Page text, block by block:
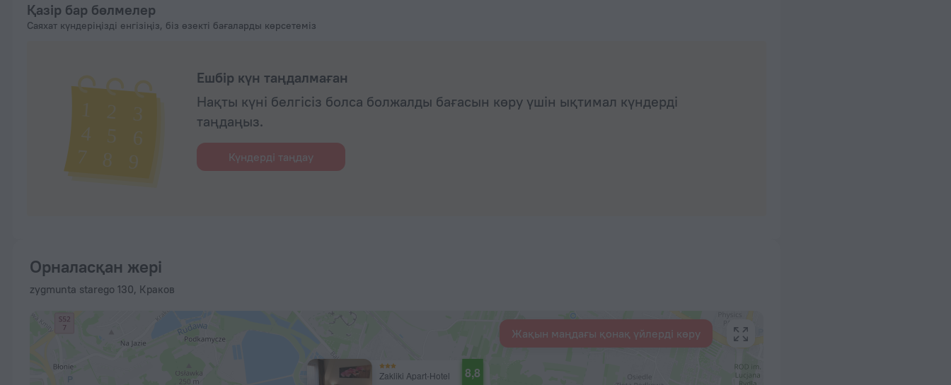
Қазір бар бөлмелер
Саяхат күндеріңізді енгізіңіз, біз өзекті бағаларды көрсетеміз
Ешбір күн таңдалмаған
Нақты күні белгісіз болса болжалды бағасын көру үшін ықтимал күндерді
таңдаңыз.
Күндерді таңдау
Орналасқан жері
zygmunta starego 130, Краков
Zakliki Apart-Hotel 8,8
Жақын маңдағы қонақ үйлерді көру